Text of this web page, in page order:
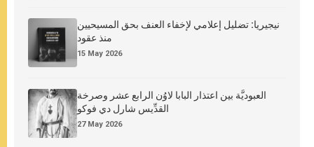
نيجيريا: تضليل إعلامي لإخفاء العنف بحق المسيحيين
منذ عقود
15 May 2026
العبوديَّة بين اعتذار البابا لاوُن الرابع عشر وصرخة
القدِّيس شارل دي فوكو
27 May 2026